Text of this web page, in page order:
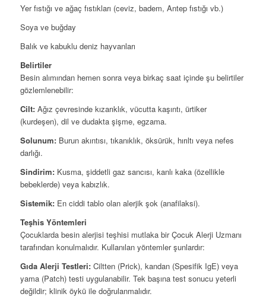
Yer fıstığı ve ağaç fıstıkları (ceviz, badem, Antep fıstığı vb.)
Soya ve buğday
Balık ve kabuklu deniz hayvanları
Belirtiler
Besin alımından hemen sonra veya birkaç saat içinde şu belirtiler
gözlemlenebilir:
Cilt:Ağız çevresinde kızarıklık, vücutta kaşıntı, ürtiker
(kurdeşen), dil ve dudakta şişme, egzama.
Solunum:Burun akıntısı, tıkanıklık, öksürük, hırıltı veya nefes
darlığı.
Sindirim:Kusma, şiddetli gaz sancısı, kanlı kaka (özellikle
bebeklerde) veya kabızlık.
Sistemik:En ciddi tablo olan alerjik şok (anafilaksi).
Teşhis Yöntemleri
Çocuklarda besin alerjisi teşhisi mutlaka bir Çocuk Alerji Uzmanı
tarafından konulmalıdır. Kullanılan yöntemler şunlardır:
Gıda Alerji Testleri:Ciltten (Prick), kandan (Spesifik IgE) veya
yama (Patch) testi uygulanabilir. Tek başına test sonucu yeterli
değildir; klinik öykü ile doğrulanmalıdır.